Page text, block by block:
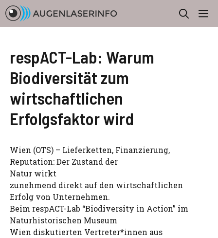
Zum
Inhalt
springen
respACT-Lab: Warum
Biodiversität zum
wirtschaftlichen
Erfolgsfaktor wird
Wien (OTS) – Lieferketten, Finanzierung,
Reputation: Der Zustand der
Natur wirkt
zunehmend direkt auf den wirtschaftlichen
Erfolg von Unternehmen.
Beim respACT-Lab “Biodiversity in Action” im
Naturhistorischen Museum
Wien diskutierten Vertreter*innen aus